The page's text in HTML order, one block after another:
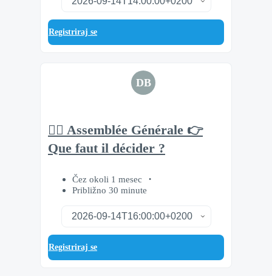
Registriraj se
DB
🧘‍♂️ Assemblée Générale 👉
Que faut il décider ?
Čez okoli 1 mesec
Približno 30 minute
Registriraj se